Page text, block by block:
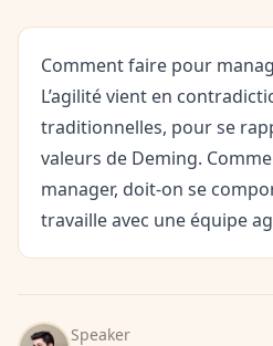
Comment faire pour
L’agilité vient en
traditionnelles, pour se
valeurs de Deming.
manager, doit-on se
travaille avec une équipe
Speaker